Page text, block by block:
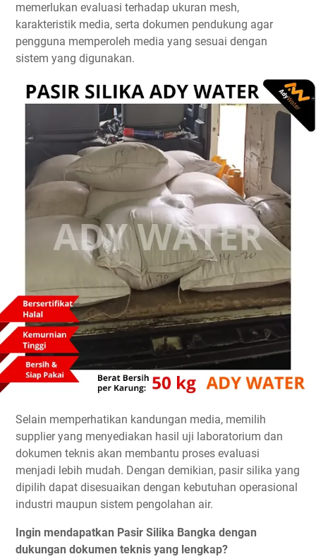
memerlukan evaluasi terhadap ukuran mesh,
karakteristik media, serta dokumen pendukung agar
pengguna memperoleh media yang sesuai dengan
sistem yang digunakan.
Selain memperhatikan kandungan media, memilih
supplier yang menyediakan hasil uji laboratorium dan
dokumen teknis akan membantu proses evaluasi
menjadi lebih mudah. Dengan demikian, pasir silika yang
dipilih dapat disesuaikan dengan kebutuhan operasional
industri maupun sistem pengolahan air.
Ingin mendapatkan Pasir Silika Bangka dengan
dukungan dokumen teknis yang lengkap?